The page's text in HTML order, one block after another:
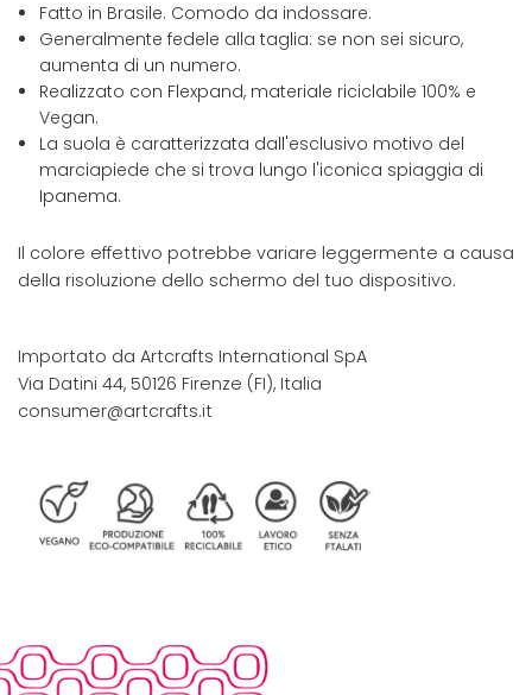
Fatto in Brasile. Comodo da indossare.
Generalmente fedele alla taglia: se non sei sicuro,
aumenta di un numero.
Realizzato con Flexpand, materiale riciclabile 100% e
Vegan.
La suola è caratterizzata dall'esclusivo motivo del
marciapiede che si trova lungo l'iconica spiaggia di
Ipanema.
Il colore effettivo potrebbe variare leggermente a causa
della risoluzione dello schermo del tuo dispositivo.
Importato da Artcrafts International SpA
Via Datini 44, 50126 Firenze (FI), Italia
consumer@artcrafts.it